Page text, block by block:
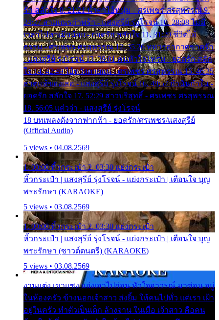
รัก สลักใจ 8. 21:21 น้ำตาไอ้หนุ่ม - ศรเพชร ศรสุพรรณ 9.
24:27 สามเณรกำพร้า - แสงสุรีย์ รุ่งโรจน์ 10. 28:08 ไม่มี
เวลาไปหาเมียน้อย - ยอดรัก สลักใจ 11. 31:29 ชีวิตไอ้
ธรรม - ศรเพชร ศรสุพรรณ 12. 35:26 ทหารอากาศขาดรัก
- แสงสุรีย์ รุ่งโรจน์ 13. 39:01 คนหัวใจโทรม - ยอดรัก สลัก
ใจ 14. 42:49 ไอ้หวังตายแน่ - ศรเพชร ศรสุพรรณ 15. 46:35
ธาตุแท้ของเธอ - แสงสุรีย์ รุ่งโรจน์ 16. 49:57 กำนันกำใน -
ยอดรัก สลักใจ 17. 52:29 สาวบริสุทธิ์ - ศรเพชร ศรสุพรรณ
18. 56:05 แต๋วจ๋า - แสงสุรีย์ รุ่งโรจน์
18 บทเพลงดังจากฟากฟ้า - ยอดรัก/ศรเพชร/แสงสุรีย์
(Official Audio)
5 views • 04.08.2569
1. 00:00 หิ้วกระเป๋า 2. 03:30 แย่งกระเป๋า
หิ้วกระเป๋า | แสงสุรีย์ รุ่งโรจน์ - แย่งกระเป๋า | เตือนใจ บุญ
พระรักษา (KARAOKE)
5 views • 03.08.2569
1. 00:00 หิ้วกระเป๋า 2. 03:30 แย่งกระเป๋า
หิ้วกระเป๋า | แสงสุรีย์ รุ่งโรจน์ - แย่งกระเป๋า | เตือนใจ บุญ
พระรักษา (ซาวด์ดนตรี) (KARAOKE)
5 views • 03.08.2569
งานแต่ง เขาแซง แย่งเอาไปก่อน หัวใจอาวรณ์ มาซ่อน อยู่
ในห้องครัว ข้างนอกเจ้าสาว ส่งยิ้ม ให้คนไปทั่ว แต่เรา เฝ้า
อยู่ในครัว ทำตัวเป็นเด็ก ล้างจาน ในเมื่อ เจ้าสาว คือคน